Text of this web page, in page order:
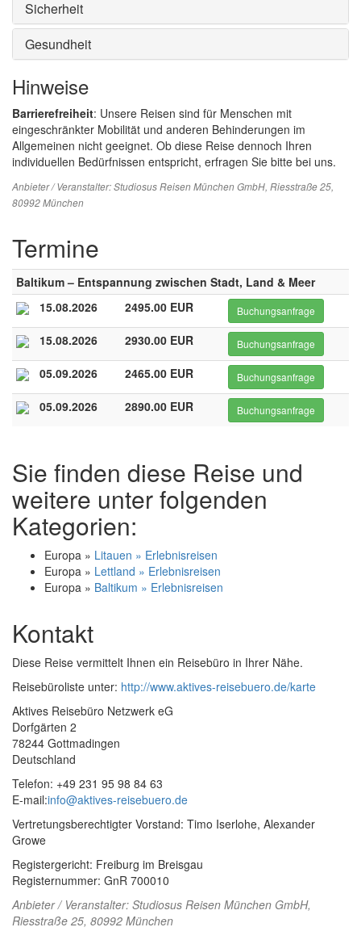
Sicherheit
Gesundheit
Hinweise
Barrierefreiheit: Unsere Reisen sind für Menschen mit
eingeschränkter Mobilität und anderen Behinderungen im
Allgemeinen nicht geeignet. Ob diese Reise dennoch Ihren
individuellen Bedürfnissen entspricht, erfragen Sie bitte bei uns.
Anbieter / Veranstalter:Studiosus Reisen München GmbH, Riesstraße 25,
80992 München
Termine
Baltikum – Entspannung zwischen Stadt, Land & Meer
15.08.2026
2495.00 EUR Buchungsanfrage
15.08.2026 2930.00 EUR Buchungsanfrage
05.09.2026 2465.00 EUR Buchungsanfrage
05.09.2026 2890.00 EUR Buchungsanfrage
Sie finden diese Reise und
weitere unter folgenden
Kategorien:
Europa » Litauen » Erlebnisreisen
Europa » Lettland » Erlebnisreisen
Europa » Baltikum » Erlebnisreisen
Kontakt
Diese Reise vermittelt Ihnen ein Reisebüro in Ihrer Nähe.
Reisebüroliste unter: http://www.aktives-reisebuero.de/karte
Aktives Reisebüro Netzwerk eG
Dorfgärten 2
78244 Gottmadingen
Deutschland
Telefon: +49 231 95 98 84 63
E-mail:info@aktives-reisebuero.de
Vertretungsberechtigter Vorstand: Timo Iserlohe, Alexander
Growe
Registergericht: Freiburg im Breisgau
Registernummer: GnR 700010
Anbieter / Veranstalter: Studiosus Reisen München GmbH,
Riesstraße 25, 80992 München